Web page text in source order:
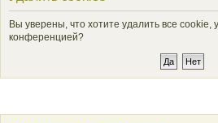
Вы уверены, что хотите удалить все cookie,
конференцией?